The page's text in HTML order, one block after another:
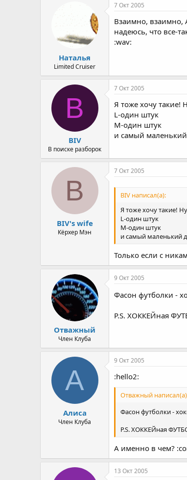
л
Наталья
Limited Cruiser
7 Окт 2005
Взаимно, взаимно,
надеюсь, что все-
:wav:
B
BIV
В поиске разборок
7 Окт 2005
Я тоже хочу такие!
L-один штук
М-один штук
и самый
B
BIV's wife
Кёрхер Мэн
7 Окт 2005
BIV написал(а):
Я тоже хочу такие!
L-один штук
М-один штук
и самый маленький
Только если с
Отважный
Член Клуба
9 Окт 2005
Фасон футболки -
P.S. ХОККЕЙная
А
Алиса
Член Клуба
9 Окт 2005
:hello2:
Отважный
Фасон футболки -
P.S. ХОККЕЙная
А именно в чем?
13 Окт 2005